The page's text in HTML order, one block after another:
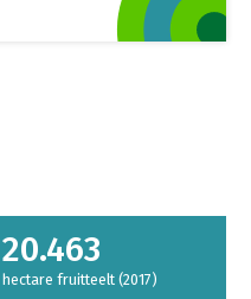
20.463
hectare fruitteelt (2017)